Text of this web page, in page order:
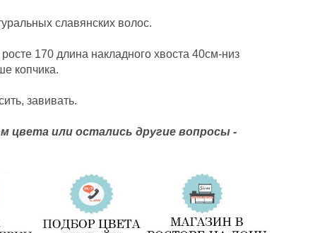
славянских волос.
170 длина накладного хвоста 40см-низ
копчика.
завивать.
цвета или остались другие вопросы -